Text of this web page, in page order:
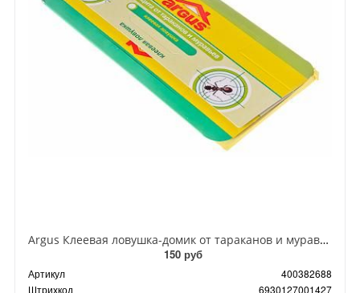
Argus Клеевая ловушка-домик от тараканов и муравьев
150 руб
Артикул
400382688
Штрихкод
6930127001427